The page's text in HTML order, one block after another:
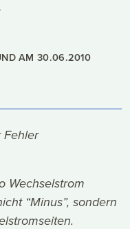
AM30.06.2010
Wechselstrom
“Minus”, sondern